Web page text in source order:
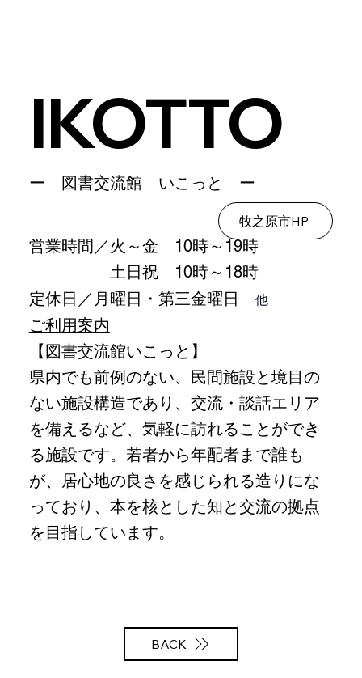
​ー 図書交流館 いこっと ー
IKOTTO
営業時間／火～金 10時～19時
土日祝 10時～18時
定休日／月曜日・第三金曜日 他
ご利用案内
【図書交流館いこっと】
県内でも前例のない、民間施設と境目の
ない施設構造であり、交流・談話エリア
を備えるなど、気軽に訪れることができ
る施設です。若者から年配者まで誰も
が、居心地の良さを感じられる造りにな
っており、本を核とした知と交流の拠点
を目指しています。
牧之原市HP
BACK